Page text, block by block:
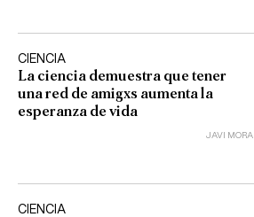
CIENCIA
La ciencia demuestra que tener
una red de amigxs aumenta la
esperanza de vida
JAVI MORA
CIENCIA